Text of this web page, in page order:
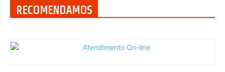
RECOMENDAMOS